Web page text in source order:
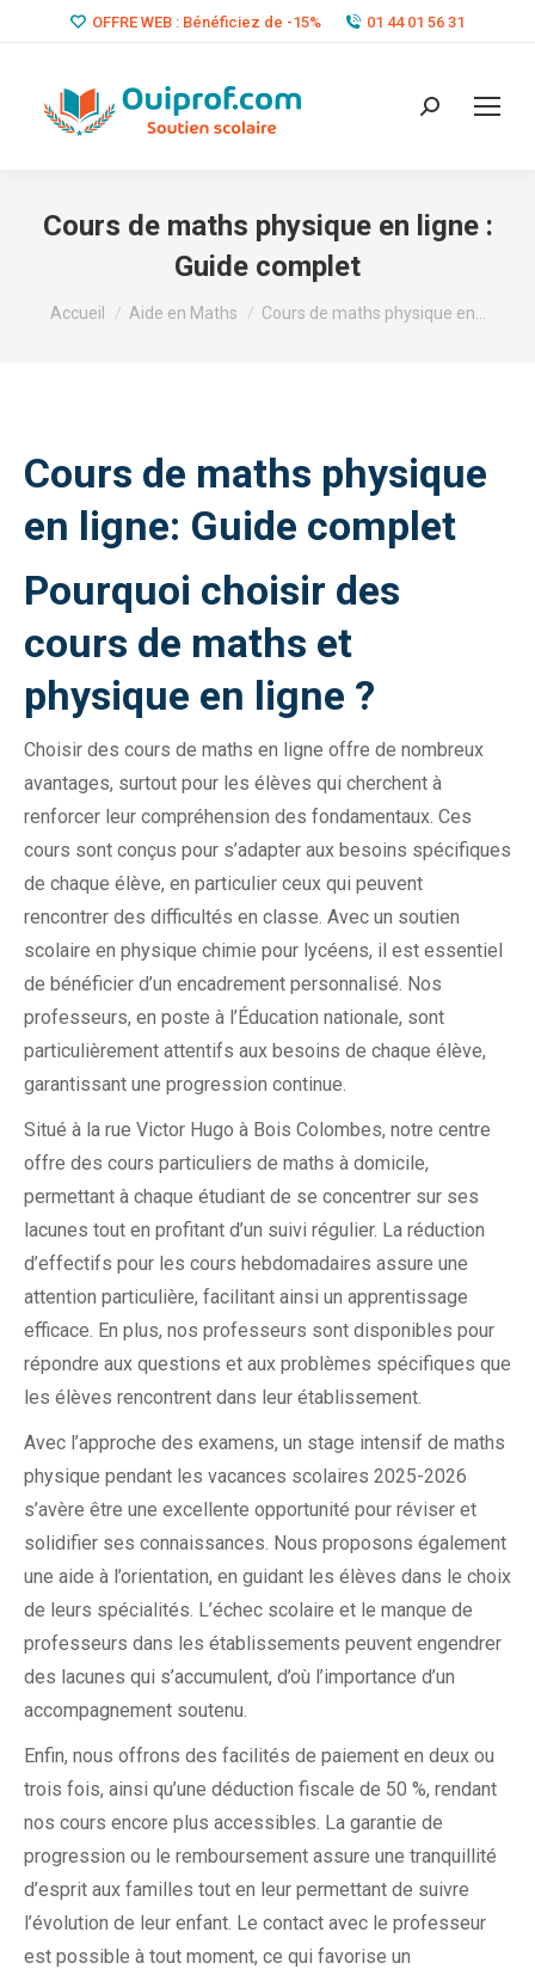
OFFRE WEB : Bénéficiez de -15% 01 44 01 56 31
Search:
Cours de maths physique en ligne :
Guide complet
Vous êtes ici :
Accueil Aide en Maths Cours de maths physique en…
Cours de maths physique
en ligne: Guide complet
Pourquoi choisir des
cours de maths et
physique en ligne ?
Choisir des cours de maths en ligne offre de nombreux
avantages, surtout pour les élèves qui cherchent à
renforcer leur compréhension des fondamentaux. Ces
cours sont conçus pour s’adapter aux besoins spécifiques
de chaque élève, en particulier ceux qui peuvent
rencontrer des difficultés en classe. Avec un soutien
scolaire en physique chimie pour lycéens, il est essentiel
de bénéficier d’un encadrement personnalisé. Nos
professeurs, en poste à l’Éducation nationale, sont
particulièrement attentifs aux besoins de chaque élève,
garantissant une progression continue.
Situé à la rue Victor Hugo à Bois Colombes, notre centre
offre des cours particuliers de maths à domicile,
permettant à chaque étudiant de se concentrer sur ses
lacunes tout en profitant d’un suivi régulier. La réduction
d’effectifs pour les cours hebdomadaires assure une
attention particulière, facilitant ainsi un apprentissage
efficace. En plus, nos professeurs sont disponibles pour
répondre aux questions et aux problèmes spécifiques que
les élèves rencontrent dans leur établissement.
Avec l’approche des examens, un stage intensif de maths
physique pendant les vacances scolaires 2025-2026
s’avère être une excellente opportunité pour réviser et
solidifier ses connaissances. Nous proposons également
une aide à l’orientation, en guidant les élèves dans le choix
de leurs spécialités. L’échec scolaire et le manque de
professeurs dans les établissements peuvent engendrer
des lacunes qui s’accumulent, d’où l’importance d’un
accompagnement soutenu.
Enfin, nous offrons des facilités de paiement en deux ou
trois fois, ainsi qu’une déduction fiscale de 50 %, rendant
nos cours encore plus accessibles. La garantie de
progression ou le remboursement assure une tranquillité
d’esprit aux familles tout en leur permettant de suivre
l’évolution de leur enfant. Le contact avec le professeur
est possible à tout moment, ce qui favorise un